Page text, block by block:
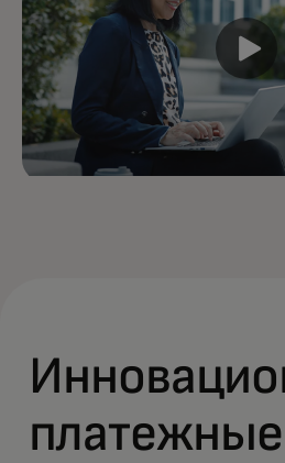
платежные